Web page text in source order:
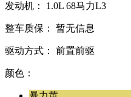
发动机： 1.0L 68马力L3
整车质保： 暂无信息
驱动方式： 前置前驱
颜色：